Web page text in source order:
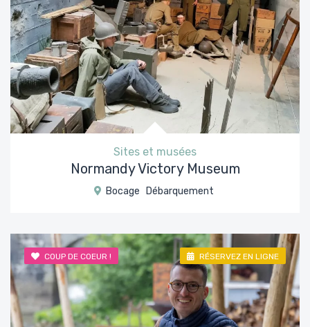
Sites et musées
Normandy Victory Museum
Bocage Débarquement
COUP DE COEUR ! RÉSERVEZ EN LIGNE